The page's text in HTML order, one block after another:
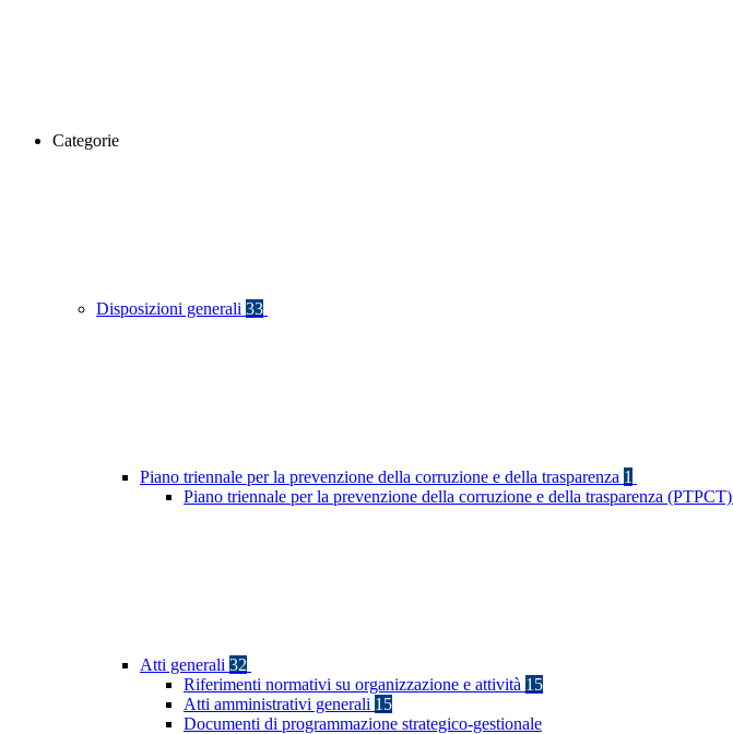
Categorie
Disposizioni generali 33
Piano triennale per la prevenzione della corruzione e della trasparenza 1
Piano triennale per la prevenzione della corruzione e della trasparenza (PTPCT)
Atti generali 32
Riferimenti normativi su organizzazione e attività 15
Atti amministrativi generali 15
Documenti di programmazione strategico-gestionale